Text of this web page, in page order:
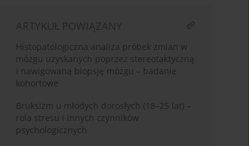
ARTYKUŁ POWIĄZANY
Histopatologiczna analiza próbek zmian w
mózgu uzyskanych poprzez stereotaktyczną
i nawigowaną biopsję mózgu – badanie
kohortowe
Bruksizm u młodych dorosłych (18–25 lat) –
rola stresu i innych czynników
psychologicznych